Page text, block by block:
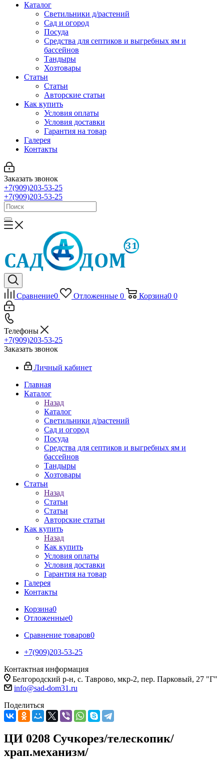
Каталог
Светильники д/растений
Сад и огород
Посуда
Средства для септиков и выгребных ям и
бассейнов
Тандыры
Хозтовары
Статьи
Статьи
Авторские статьи
Как купить
Условия оплаты
Условия доставки
Гарантия на товар
Галерея
Контакты
Заказать звонок
+7(909)203-53-25
+7(909)203-53-25
Сравнение0 Отложенные 0 Корзина0 0
Телефоны
+7(909)203-53-25
Заказать звонок
Личный кабинет
Главная
Каталог
Назад
Каталог
Светильники д/растений
Сад и огород
Посуда
Средства для септиков и выгребных ям и
бассейнов
Тандыры
Хозтовары
Статьи
Назад
Статьи
Статьи
Авторские статьи
Как купить
Назад
Как купить
Условия оплаты
Условия доставки
Гарантия на товар
Галерея
Контакты
Корзина0
Отложенные0
Сравнение товаров0
+7(909)203-53-25
Контактная информация
Белгородский р-н, с. Таврово, мкр-2, пер. Парковый, 27 "Г"
info@sad-dom31.ru
Поделиться
ЦИ 0208 Сучкорез/телескопик/
храп.механизм/